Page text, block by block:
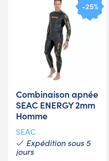
-25%
Combinaison apnée
SEAC ENERGY 2mm
Homme
SEAC
Expédition sous 5
jours